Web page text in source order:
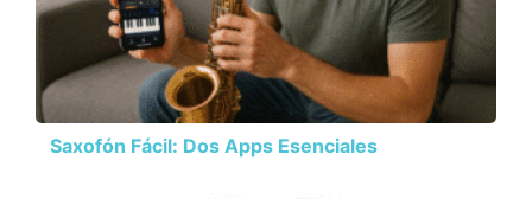
Saxofón Fácil: Dos Apps Esenciales